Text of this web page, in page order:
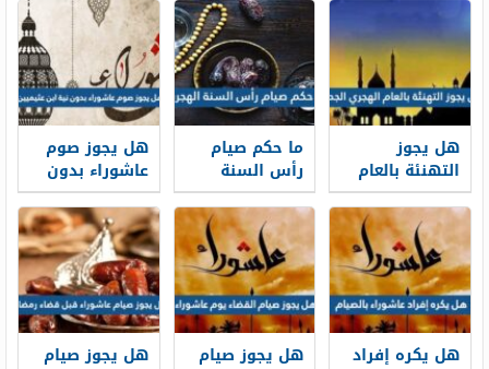
هل يجوز
التهنئة بالعام
الهجري الجديد
1448
ما حكم صيام
رأس السنة
الهجرية
هل يجوز صوم
عاشوراء بدون
نية ابن عثيميين
هل يكره إفراد هل يجوز صيام هل يجوز صيام